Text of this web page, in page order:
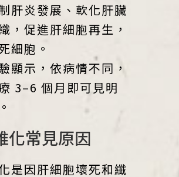
肝炎發展、軟化肝臟
，促進肝細胞再生，
細胞。
顯示，依病情不同，
3–6 個月即可見明
化常見原因
是因肝細胞壞死和纖